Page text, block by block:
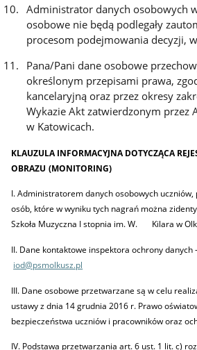
Administrator danych osobowych
osobowe nie będą podlegały
procesom podejmowania decyzji,
Pana/Pani dane osobowe
określonym przepisami prawa,
kancelaryjną oraz przez okresy
Wykazie Akt zatwierdzonym przez
w Katowicach.
KLAUZULA INFORMACYJNA DOTYCZĄCA
OBRAZU (MONITORING)
I. Administratorem danych osobowych
osób, które w wyniku tych nagrań można
Szkoła Muzyczna I stopnia im. W. Kilara w
II. Dane kontaktowe inspektora ochrony danych
iod@psmolkusz.pl
III. Dane osobowe przetwarzane są w celu
ustawy z dnia 14 grudnia 2016 r. Prawo
bezpieczeństwa uczniów i pracowników oraz
IV. Podstawa przetwarzania art. 6 ust. 1 lit. c)